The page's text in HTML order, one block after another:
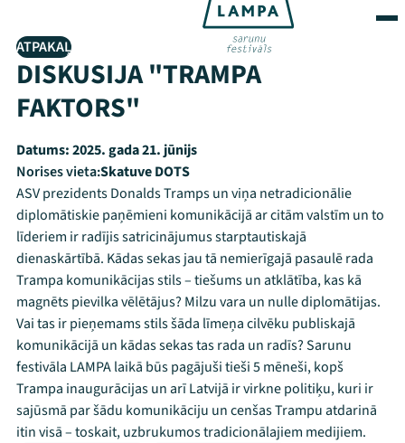
ATPAKAĻ
DISKUSIJA "TRAMPA
FAKTORS"
Datums:2025. gada 21. jūnijs
Norises vieta:Skatuve DOTS
ASV prezidents Donalds Tramps un viņa netradicionālie
diplomātiskie paņēmieni komunikācijā ar citām valstīm un to
līderiem ir radījis satricinājumus starptautiskajā
dienaskārtībā. Kādas sekas jau tā nemierīgajā pasaulē rada
Trampa komunikācijas stils – tiešums un atklātība, kas kā
magnēts pievilka vēlētājus? Milzu vara un nulle diplomātijas.
Vai tas ir pieņemams stils šāda līmeņa cilvēku publiskajā
komunikācijā un kādas sekas tas rada un radīs? Sarunu
festivāla LAMPA laikā būs pagājuši tieši 5 mēneši, kopš
Trampa inaugurācijas un arī Latvijā ir virkne politiķu, kuri ir
sajūsmā par šādu komunikāciju un cenšas Trampu atdarinā
itin visā – toskait, uzbrukumos tradicionālajiem medijiem.